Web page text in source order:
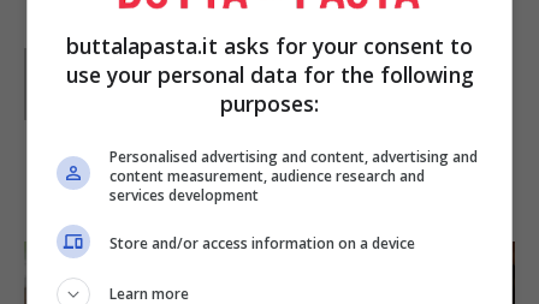
Parole diClaudia
IN PRIMO PIANO
buttalapasta.it asks for your consent to
use your personal data for the following
purposes:
Personalised advertising and content, advertising and
content measurement, audience research and
services development
Store and/or access information on a device
Learn more